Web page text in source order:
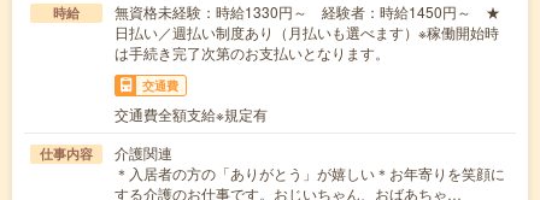
時給
無資格未経験：時給1330円～ 経験者：時給1450円～ ★
日払い／週払い制度あり（月払いも選べます）※稼働開始時
は手続き完了次第のお支払いとなります。
交通費
交通費全額支給※規定有
仕事内容
介護関連
＊入居者の方の「ありがとう」が嬉しい＊お年寄りを笑顔に
する介護のお仕事です。おじいちゃん、おばあちゃ…